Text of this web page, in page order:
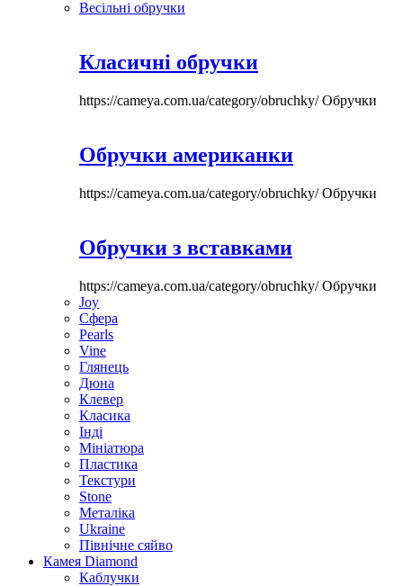
Весільні обручки
Класичні обручки
https://cameya.com.ua/category/obruchky/Обручки
Обручки американки
https://cameya.com.ua/category/obruchky/Обручки
Обручки з вставками
https://cameya.com.ua/category/obruchky/Обручки
Joy
Сфера
Pearls
Vine
Глянець
Дюна
Клевер
Класика
Інді
Мініатюра
Пластика
Текстури
Stone
Металіка
Ukraine
Північне сяйво
Камея Diamond
Каблучки